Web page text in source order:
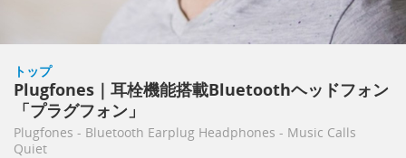
トップ
Plugfones｜耳栓機能搭載Bluetoothヘッドフォン
「プラグフォン」
Plugfones - Bluetooth Earplug Headphones - Music Calls
Quiet